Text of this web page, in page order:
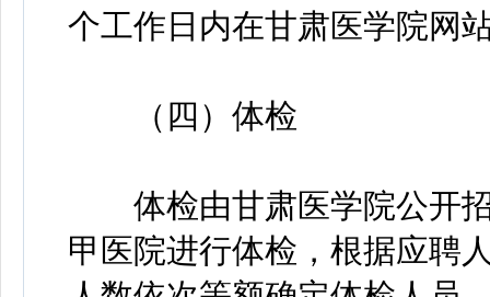
个工作日内在甘肃医学院网
（四）体检
体检由甘肃医学院公开招
甲医院进行体检，根据应聘